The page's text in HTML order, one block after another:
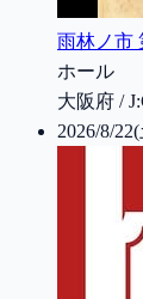
雨林ノ市
ホール
大阪府 /
2026/8/